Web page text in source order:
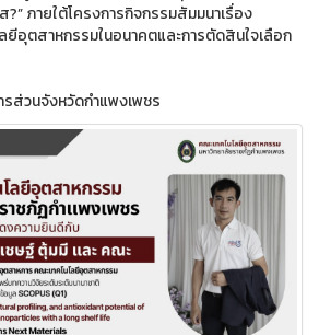
?” ภายใต้โครงการกิจกรรมสัมมนาเรื่อง
ยีอุตสาหกรรมในอนาคตและการตัดสินใจเลือก
ส่วนจังหวัดกำแพงเพชร